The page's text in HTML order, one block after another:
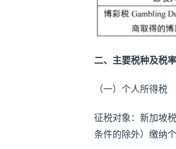
二、主要税种及税率
（一）个人所得税
征税对象：新加坡
条件的除外）缴纳